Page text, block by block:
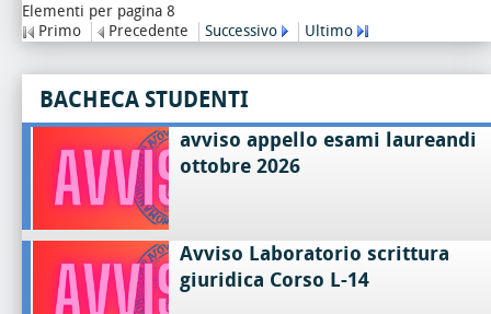
Elementi per pagina 8
Primo
Precedente Successivo Ultimo
BACHECA STUDENTI
avviso appello esami laureandi
ottobre 2026
Avviso Laboratorio scrittura
giuridica Corso L-14